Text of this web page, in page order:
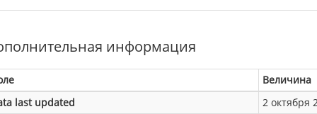
информация
Величина
last updated
2 октября